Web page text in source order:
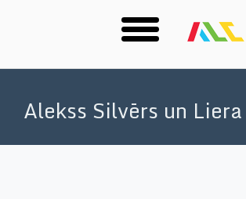
mainAlekss Silvērs un